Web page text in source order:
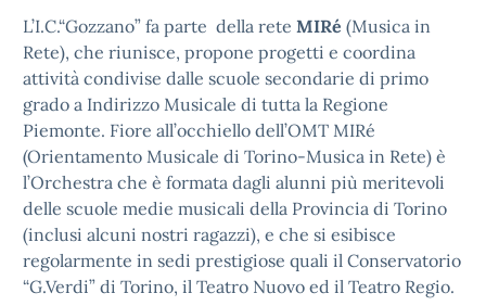
L’I.C.“Gozzano” fa parte della rete MIRé (Musica in
Rete), che riunisce, propone progetti e coordina
attività condivise dalle scuole secondarie di primo
grado a Indirizzo Musicale di tutta la Regione
Piemonte. Fiore all’occhiello dell’OMT MIRé
(Orientamento Musicale di Torino-Musica in Rete) è
l’Orchestra che è formata dagli alunni più meritevoli
delle scuole medie musicali della Provincia di Torino
(inclusi alcuni nostri ragazzi), e che si esibisce
regolarmente in sedi prestigiose quali il Conservatorio
“G.Verdi” di Torino, il Teatro Nuovo ed il Teatro Regio.